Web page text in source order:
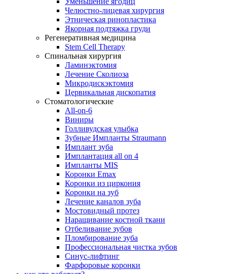
Челюстно-лицевая хирургия
Этническая ринопластика
Якорная подтяжка груди
Регенеративная медицина
Stem Cell Therapy
Спинальная хирургия
Ламинэктомия
Лечение Сколиоза
Микродискэктомия
Цервикальная дископатия
Стоматологические
All-on-6
Виниры
Голливудская улыбка
Зубные Импланты Straumann
Имплант зуба
Имплантация all on 4
Импланты MIS
Коронки Emax
Коронки из циркония
Коронки на зуб
Лечение каналов зуба
Мостовидный протез
Наращивание костной ткани
Отбеливание зубов
Пломбирование зуба
Профессиональная чистка зубов
Синус-лифтинг
Фарфоровые коронки